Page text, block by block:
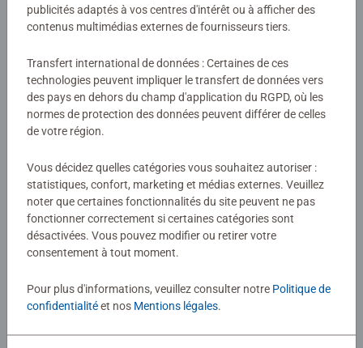
Pour les puzzleurs entraînés, le format 1000 pièces est
idéal pour profiter de cette activité, propice au calme et à
Produits similaires
Aucune évaluation n'a encore été
soumise
0/0
Rédiger une évaluation
Consignes d'évaluation
publicités adaptés à vos centres d'intérêt ou à afficher des
contenus multimédias externes de fournisseurs tiers.
Transfert international de données : Certaines de ces
technologies peuvent impliquer le transfert de données vers
des pays en dehors du champ d'application du RGPD, où les
normes de protection des données peuvent différer de celles
de votre région.
Vous décidez quelles catégories vous souhaitez autoriser :
statistiques, confort, marketing et médias externes. Veuillez
noter que certaines fonctionnalités du site peuvent ne pas
fonctionner correctement si certaines catégories sont
désactivées. Vous pouvez modifier ou retirer votre
consentement à tout moment.
Pour plus d'informations, veuillez consulter notre Politique de
confidentialitéet nos Mentions légales.